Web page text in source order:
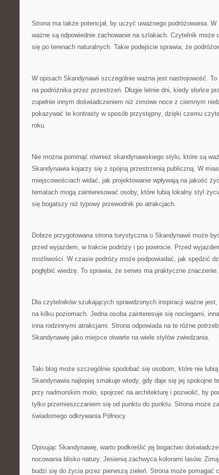
Strona ma także potencjał, by uczyć uważnego podróżowania.
ważne są odpowiednie zachowanie na szlakach. Czytelnik może
się po terenach naturalnych. Takie podejście sprawia, że
W opisach Skandynawii szczególnie ważna jest nastrojowość.
na podróżnika przez przestrzeń. Długie letnie dni, kiedy słońce
zupełnie innym doświadczeniem niż zimowe noce z ciemnym
pokazywać te kontrasty w sposób przystępny, dzięki czemu
roku.
Nie można pominąć również skandynawskiego stylu, które są
Skandynawia kojarzy się z spójną przestrzenią publiczną. W
miejscowościach widać, jak projektowanie wpływają na jakość
tematach mogą zainteresować osoby, które lubią lokalny styl
się bogatszy niż typowy przewodnik po atrakcjach.
Dobrze przygotowana strona turystyczna o Skandynawii może
przed wyjazdem, w trakcie podróży i po powrocie. Przed
możliwości. W czasie podróży może podpowiadać, jak spędzić
pogłębić wiedzę. To sprawia, że serwis ma praktyczne znaczenie.
Dla czytelników szukających sprawdzonych inspiracji ważne
na kilku poziomach. Jedna osoba zainteresuje się noclegami,
inna rodzinnymi atrakcjami. Strona odpowiada na te różne
Skandynawię jako miejsce otwarte na wiele stylów zwiedzania.
Taki blog może szczególnie spodobać się osobom, które nie
Skandynawia najlepiej smakuje wtedy, gdy daje się jej spokojne
przy nadmorskim molo, spojrzeć na architekturę i pozwolić, by
tylko przemieszczaniem się od punktu do punktu. Strona może
świadomego odkrywania Północy.
Opisując Skandynawię, warto podkreślić jej bogactwo
nocowania blisko natury. Jesienią zachwyca kolorami lasów.
budzi się do życia przez pierwszą zieleń. Strona może pomagać